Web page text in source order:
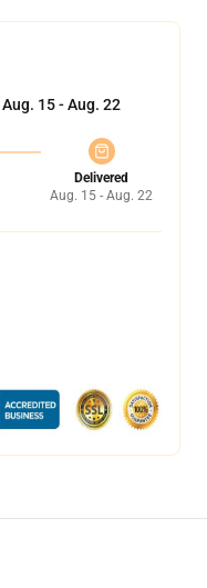
Aug. 15 - Aug. 22
Delivered
Aug. 15 - Aug. 22